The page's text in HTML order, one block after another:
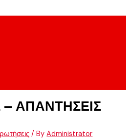
– ΑΠΑΝΤΗΣΕΙΣ
/ ByAdministrator